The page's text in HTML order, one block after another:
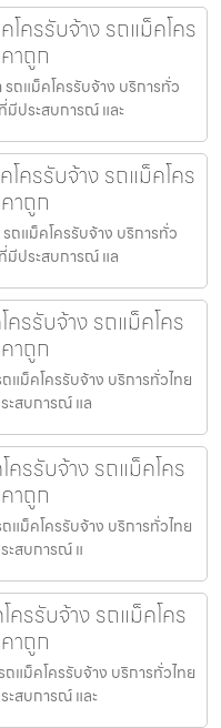
ครรับจ้าง รถแม็คโคร
าถูก
รถแม็คโครรับจ้าง บริการทั่ว
มีประสบการณ์ และ
ครรับจ้าง รถแม็คโคร
าถูก
รถแม็คโครรับจ้าง บริการทั่ว
มีประสบการณ์ แล
ครรับจ้าง รถแม็คโคร
าถูก
ถแม็คโครรับจ้าง บริการทั่วไทย
ะสบการณ์ แล
ครรับจ้าง รถแม็คโคร
าถูก
ถแม็คโครรับจ้าง บริการทั่วไทย
ะสบการณ์ แ
ครรับจ้าง รถแม็คโคร
าถูก
ถแม็คโครรับจ้าง บริการทั่วไทย
ะสบการณ์ และ